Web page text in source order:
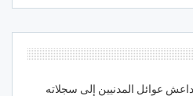
عوائل المدنيين إلى سجلاته